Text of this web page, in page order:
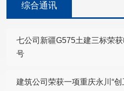
综合通讯
七公司新疆G575土建三标荣
号
建筑公司荣获一项重庆永川“创